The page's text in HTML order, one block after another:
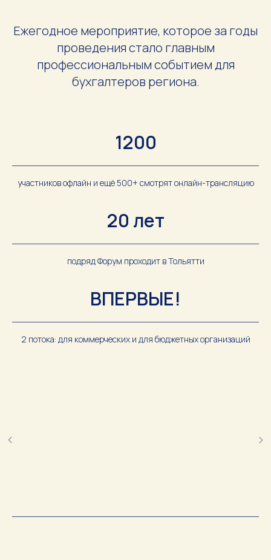
Ежегодное мероприятие, которое за годы
проведения стало главным
профессиональным событием для
бухгалтеров региона.
1200
участников офлайн и ещё 500+ смотрят онлайн-трансляцию
20 лет
подряд Форум проходит в Тольятти
ВПЕРВЫЕ!
2 потока: для коммерческих и для бюджетных организаций